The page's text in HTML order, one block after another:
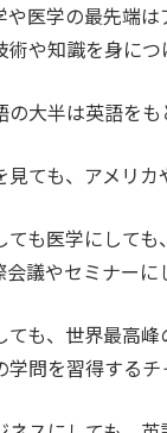
や医学の最先端
や知識を身につ
大半は英語をも
見ても、アメリ
ても医学にして
議やセミナーに
ても、世界最高
問を習得するチ